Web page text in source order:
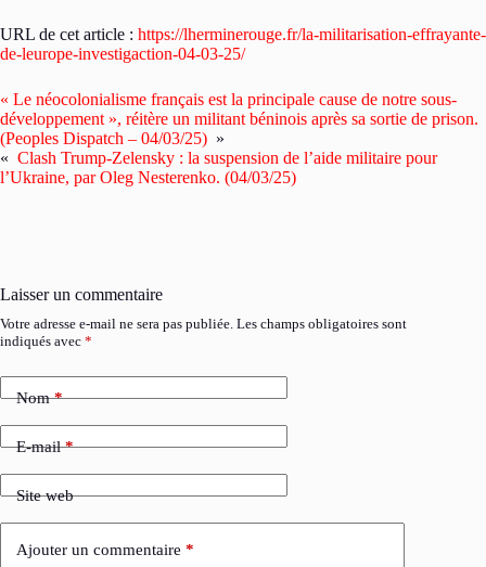
URL de cet article : https://lherminerouge.fr/la-militarisation-effrayante-
de-leurope-investigaction-04-03-25/
« Le néocolonialisme français est la principale cause de notre sous-
développement », réitère un militant béninois après sa sortie de prison.
(Peoples Dispatch – 04/03/25) »
« Clash Trump-Zelensky : la suspension de l’aide militaire pour
l’Ukraine, par Oleg Nesterenko. (04/03/25)
Laisser un commentaire
Votre adresse e-mail ne sera pas publiée. Les champs obligatoires sont
indiqués avec *
Nom*
E-mail*
Site web
Ajouter un commentaire *